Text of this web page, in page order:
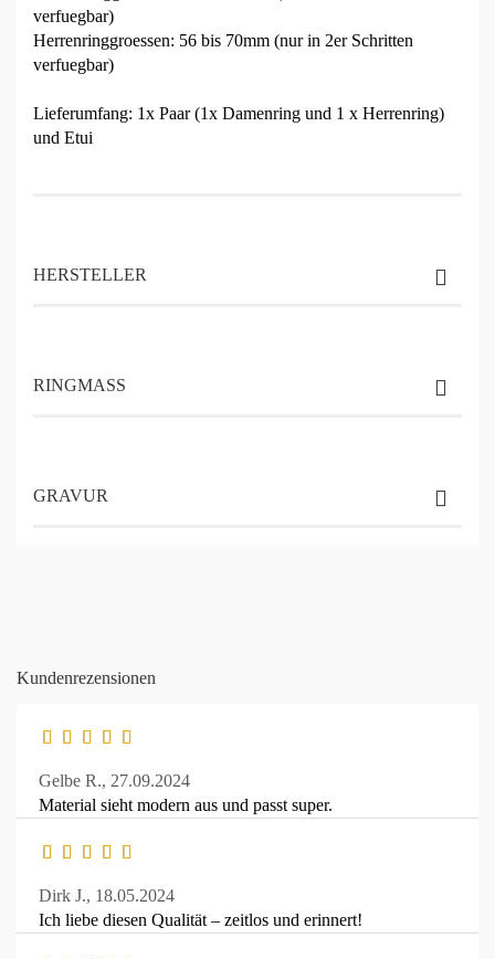
verfuegbar)
Herrenringgroessen: 56 bis 70mm (nur in 2er Schritten
verfuegbar)
Lieferumfang: 1x Paar (1x Damenring und 1 x Herrenring)
und Etui
HERSTELLER
RINGMASS
GRAVUR
Kundenrezensionen
Gelbe R., 27.09.2024
Material sieht modern aus und passt super.
Dirk J., 18.05.2024
Ich liebe diesen Qualität – zeitlos und erinnert!